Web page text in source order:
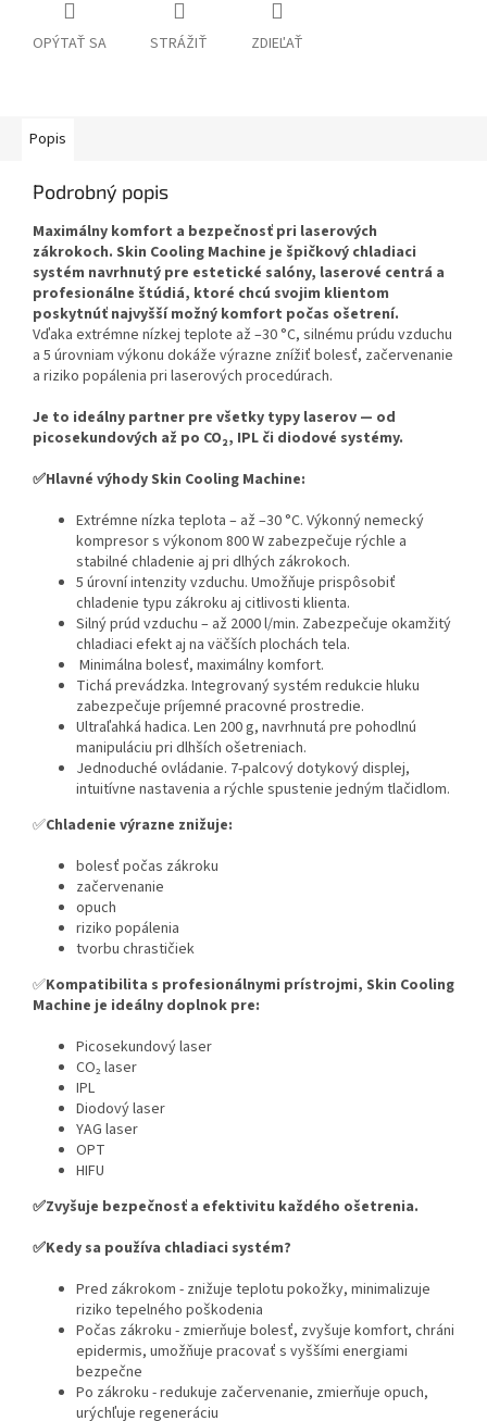
OPÝTAŤ SA STRÁŽIŤ ZDIEĽAŤ
Popis
Podrobný popis
Maximálny komfort a bezpečnosť pri laserových
zákrokoch. Skin Cooling Machine je špičkový chladiaci
systém navrhnutý pre estetické salóny, laserové centrá a
profesionálne štúdiá, ktoré chcú svojim klientom
poskytnúť najvyšší možný komfort počas ošetrení.
Vďaka extrémne nízkej teplote až –30 °C, silnému prúdu vzduchu
a 5 úrovniam výkonu dokáže výrazne znížiť bolesť, začervenanie
a riziko popálenia pri laserových procedúrach.
Je to ideálny partner pre všetky typy laserov — od
picosekundových až po CO₂, IPL či diodové systémy.
✅Hlavné výhody Skin Cooling Machine:
Extrémne nízka teplota – až –30 °C. Výkonný nemecký
kompresor s výkonom 800 W zabezpečuje rýchle a
stabilné chladenie aj pri dlhých zákrokoch.
5 úrovní intenzity vzduchu. Umožňuje prispôsobiť
chladenie typu zákroku aj citlivosti klienta.
Silný prúd vzduchu – až 2000 l/min. Zabezpečuje okamžitý
chladiaci efekt aj na väčších plochách tela.
Minimálna bolesť, maximálny komfort.
Tichá prevádzka. Integrovaný systém redukcie hluku
zabezpečuje príjemné pracovné prostredie.
Ultraľahká hadica. Len 200 g, navrhnutá pre pohodlnú
manipuláciu pri dlhších ošetreniach.
Jednoduché ovládanie. 7-palcový dotykový displej,
intuitívne nastavenia a rýchle spustenie jedným tlačidlom.
✅Chladenie výrazne znižuje:
bolesť počas zákroku
začervenanie
opuch
riziko popálenia
tvorbu chrastičiek
✅Kompatibilita s profesionálnymi prístrojmi, Skin Cooling
Machine je ideálny doplnok pre:
Picosekundový laser
CO₂ laser
IPL
Diodový laser
YAG laser
OPT
HIFU
✅Zvyšuje bezpečnosť a efektivitu každého ošetrenia.
✅Kedy sa používa chladiaci systém?
Pred zákrokom - znižuje teplotu pokožky, minimalizuje
riziko tepelného poškodenia
Počas zákroku - zmierňuje bolesť, zvyšuje komfort, chráni
epidermis, umožňuje pracovať s vyššími energiami
bezpečne
Po zákroku - redukuje začervenanie, zmierňuje opuch,
urýchľuje regeneráciu